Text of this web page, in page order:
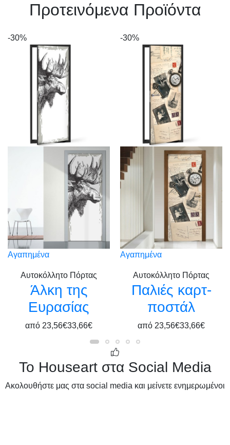
Πρoτεινόμενα Προϊόντα
-30%
Αγαπημένα
Αυτοκόλλητο Πόρτας
Άλκη της
Ευρασίας
από 23,56€33,66€
-30%
Αγαπημένα
Αυτοκόλλητο Πόρτας
Παλιές καρτ-
ποστάλ
από 23,56€33,66€
Το Houseart στα Social Media
Ακολουθήστε μας στα social media και μείνετε ενημερωμένοι